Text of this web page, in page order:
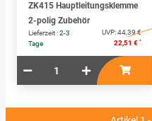
ZK415 Hauptleitungsklemme
2-polig Zubehör
Lieferzeit :2-3
Tage
UVP:44,39 €
22,51 € *